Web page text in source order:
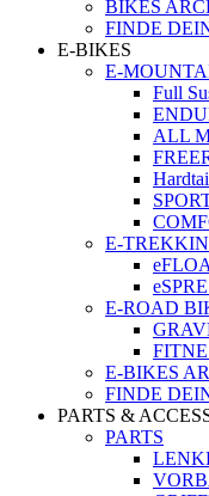
BIKES
FINDE
E-BIKES
E-
Full
ALL
E-
E-ROAD
E-BIKES
FINDE
PARTS &
PARTS